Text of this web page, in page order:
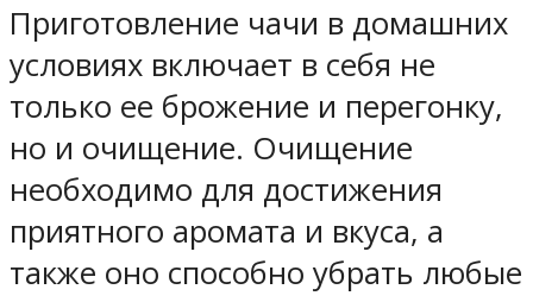
Приготовление чачи в домашних
условиях включает в себя не
только ее брожение и перегонку,
но и очищение. Очищение
необходимо для достижения
приятного аромата и вкуса, а
также оно способно убрать любые